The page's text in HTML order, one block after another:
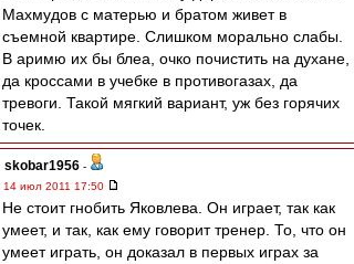
Махмудов с матерью и братом живет в
съемной квартире. Слишком морально слабы.
В аримю их бы блеа, очко почистить на духане,
да кроссами в учебке в противогазах, да
тревоги. Такой мягкий вариант, уж без горячих
точек.
skobar1956 -
14 июл 2011 17:50
Не стоит гнобить Яковлева. Он играет, так как
умеет, и так, как ему говорит тренер. То, что он
умеет играть, он доказал в первых играх за